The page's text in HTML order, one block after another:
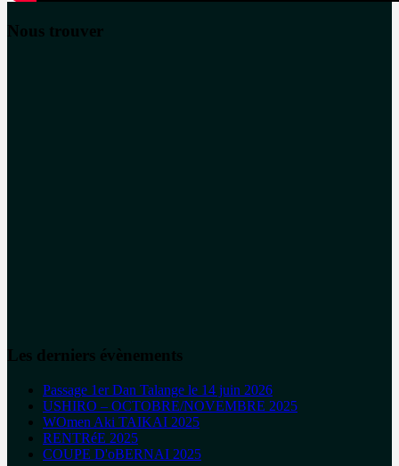
Nous trouver
Les derniers évènements
Passage 1er Dan Talange le 14 juin 2026
USHIRO – OCTOBRE/NOVEMBRE 2025
WOmen Aki TAIKAI 2025
RENTRéE 2025
COUPE D'oBERNAI 2025